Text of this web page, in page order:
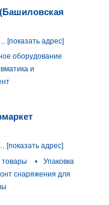
[показать адрес]
оборудование
и
[показать адрес]
•
Упаковка
снаряжения для